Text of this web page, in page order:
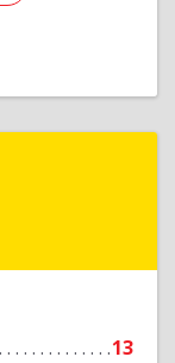
13
Юрий
Подробнее